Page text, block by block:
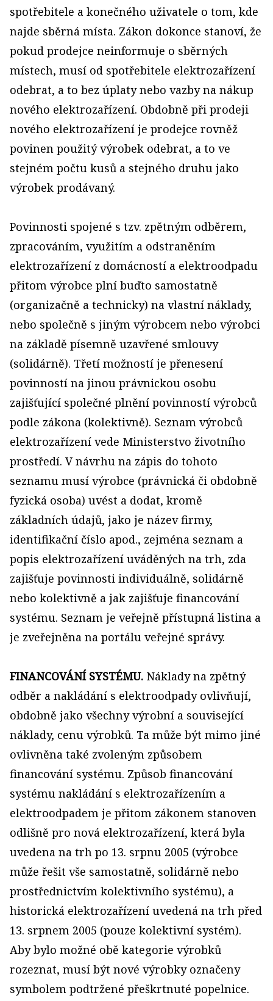
spotřebitele a konečného uživatele o tom, kde
najde sběrná místa. Zákon dokonce stanoví, že
pokud prodejce neinformuje o sběrných
místech, musí od spotřebitele elektrozařízení
odebrat, a to bez úplaty nebo vazby na nákup
nového elektrozařízení. Obdobně při prodeji
nového elektrozařízení je prodejce rovněž
povinen použitý výrobek odebrat, a to ve
stejném počtu kusů a stejného druhu jako
výrobek prodávaný.
Povinnosti spojené s tzv. zpětným odběrem,
zpracováním, využitím a odstraněním
elektrozařízení z domácností a elektroodpadu
přitom výrobce plní buďto samostatně
(organizačně a technicky) na vlastní náklady,
nebo společně s jiným výrobcem nebo výrobci
na základě písemně uzavřené smlouvy
(solidárně). Třetí možností je přenesení
povinností na jinou právnickou osobu
zajišťující společné plnění povinností výrobců
podle zákona (kolektivně). Seznam výrobců
elektrozařízení vede Ministerstvo životního
prostředí. V návrhu na zápis do tohoto
seznamu musí výrobce (právnická či obdobně
fyzická osoba) uvést a dodat, kromě
základních údajů, jako je název firmy,
identifikační číslo apod., zejména seznam a
popis elektrozařízení uváděných na trh, zda
zajišťuje povinnosti individuálně, solidárně
nebo kolektivně a jak zajišťuje financování
systému. Seznam je veřejně přístupná listina a
je zveřejněna na portálu veřejné správy.
FINANCOVÁNÍ SYSTÉMU. Náklady na zpětný
odběr a nakládání s elektroodpady ovlivňují,
obdobně jako všechny výrobní a související
náklady, cenu výrobků. Ta může být mimo jiné
ovlivněna také zvoleným způsobem
financování systému. Způsob financování
systému nakládání s elektrozařízením a
elektroodpadem je přitom zákonem stanoven
odlišně pro nová elektrozařízení, která byla
uvedena na trh po 13. srpnu 2005 (výrobce
může řešit vše samostatně, solidárně nebo
prostřednictvím kolektivního systému), a
historická elektrozařízení uvedená na trh před
13. srpnem 2005 (pouze kolektivní systém).
Aby bylo možné obě kategorie výrobků
rozeznat, musí být nové výrobky označeny
symbolem podtržené přeškrtnuté popelnice.